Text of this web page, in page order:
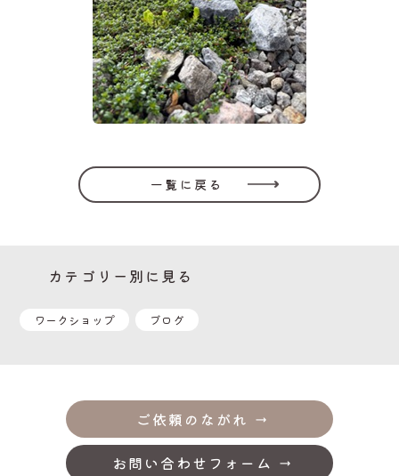
一覧に戻る
カテゴリー別に見る
ワークショップ ブログ
ご依頼のながれ
お問い合わせフォーム